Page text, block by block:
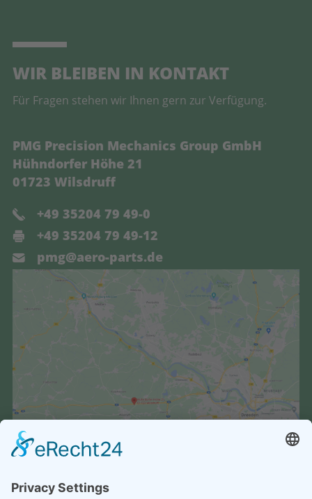
WIR BLEIBEN IN KONTAKT
Für Fragen stehen wir Ihnen gern zur Verfügung.
PMG Precision Mechanics Group GmbH
Hühndorfer Höhe 21
01723 Wilsdruff
+49 35204 79 49-0
+49 35204 79 49-12
pmg@aero-parts.de